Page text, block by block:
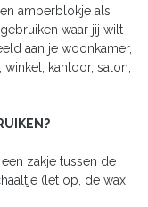
amberblokje als
waar jij wilt
aan je woonkamer,
kantoor, salon,
zakje tussen de
(let op, de wax